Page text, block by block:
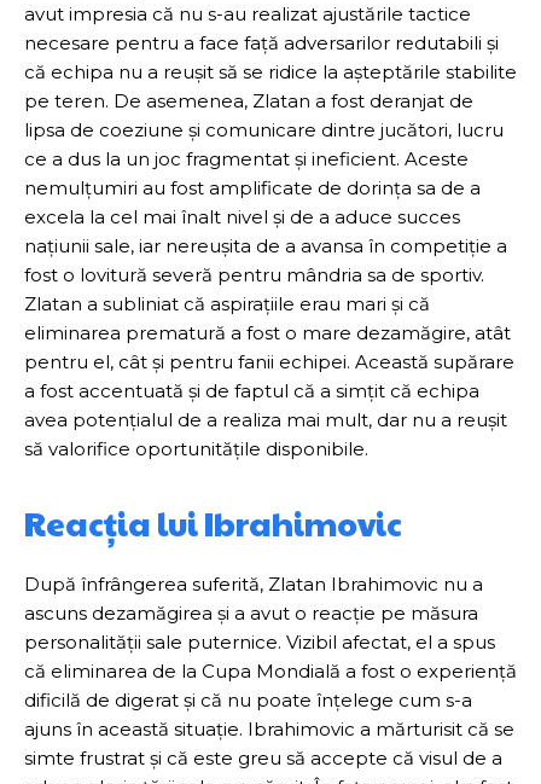
avut impresia că nu s-au realizat ajustările tactice
necesare pentru a face față adversarilor redutabili și
că echipa nu a reușit să se ridice la așteptările stabilite
pe teren. De asemenea, Zlatan a fost deranjat de
lipsa de coeziune și comunicare dintre jucători, lucru
ce a dus la un joc fragmentat și ineficient. Aceste
nemulțumiri au fost amplificate de dorința sa de a
excela la cel mai înalt nivel și de a aduce succes
națiunii sale, iar nereușita de a avansa în competiție a
fost o lovitură severă pentru mândria sa de sportiv.
Zlatan a subliniat că aspirațiile erau mari și că
eliminarea prematură a fost o mare dezamăgire, atât
pentru el, cât și pentru fanii echipei. Această supărare
a fost accentuată și de faptul că a simțit că echipa
avea potențialul de a realiza mai mult, dar nu a reușit
să valorifice oportunitățile disponibile.
Reacția lui Ibrahimovic
După înfrângerea suferită, Zlatan Ibrahimovic nu a
ascuns dezamăgirea și a avut o reacție pe măsura
personalității sale puternice. Vizibil afectat, el a spus
că eliminarea de la Cupa Mondială a fost o experiență
dificilă de digerat și că nu poate înțelege cum s-a
ajuns în această situație. Ibrahimovic a mărturisit că se
simte frustrat și că este greu să accepte că visul de a